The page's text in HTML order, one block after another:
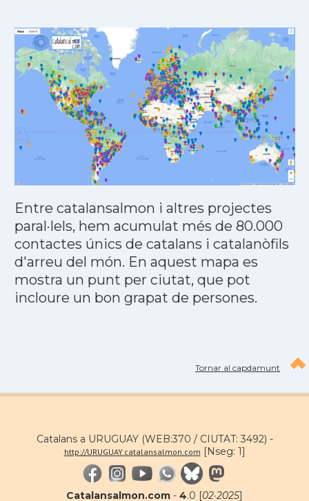
Entre catalansalmon i altres projectes
paral·lels, hem acumulat més de 80.000
contactes únics de catalans i catalanòfils
d'arreu del món. En aquest mapa es
mostra un punt per ciutat, que pot
incloure un bon grapat de persones.
Tornar al capdamunt
Catalans a URUGUAY (WEB:370 / CIUTAT: 3492) -
http://URUGUAY.catalansalmon.com [Nseg: 1]
Catalansalmon.com - 4.0 [02·2025]